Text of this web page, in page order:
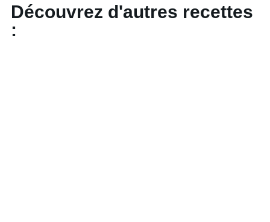
Découvrez d'autres recettes
: